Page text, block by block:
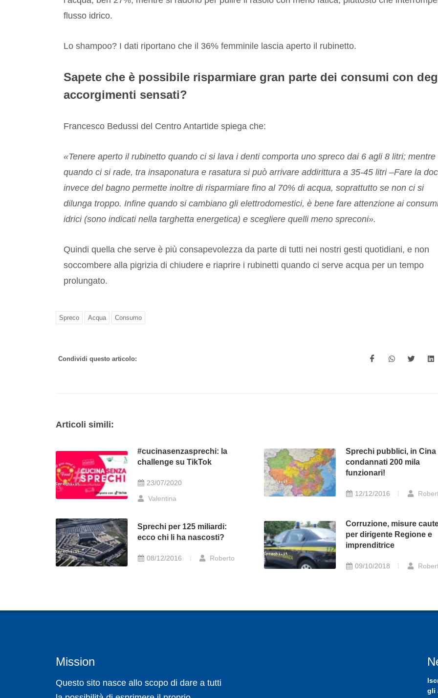
flusso idrico.
Lo shampoo? I dati riportano che il 36% femminile lascia aperto il rubinetto.
Sapete che è possibile risparmiare gran parte dei consumi con
accorgimenti sensati?
Francesco Bedussi del Centro Antartide spiega che:
«Tenere aperto il rubinetto quando ci si lava i denti comporta uno spreco dai 6 agli 8 litri; mentre
quando ci si rade, tra insaponatura e rasatura si può arrivare addirittura a 35-45 litri –Fare la
invece del bagno permette inoltre di risparmiare fino al 70% di acqua, soprattutto se non ci si
dilunga troppo. Infine quando si cambiano gli elettrodomestici, è bene fare attenzione ai
idrici (sono indicati nella targhetta energetica) e scegliere quelli meno spreconi».
Quindi quella che serve è più consapevolezza da parte di tutti nei nostri gesti quotidiani, e non
soccombere alla pigrizia di chiudere e riaprire i rubinetti quando ci serve acqua per un tempo
prolungato.
Spreco Acqua Consumo
Condividi questo articolo:
Articoli simili:
#cucinasenzasprechi: la
challenge su TikTok
23/07/2020
Valentina
Sprechi pubblici, in Cina
condannati 200 mila
funzionari!
12/12/2016
Sprechi per 125 miliardi:
ecco chi li ha nascosti?
08/12/2016 Roberto
Corruzione, misure
per dirigente Regione e
imprenditrice
09/10/2018
Mission
Questo sito nasce allo scopo di dare a tutti
gli